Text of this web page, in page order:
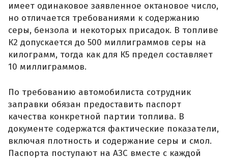
имеет одинаковое заявленное октановое число,
но отличается требованиями к содержанию
серы, бензола и некоторых присадок. В топливе
К2 допускается до 500 миллиграммов серы на
килограмм, тогда как для К5 предел составляет
10 миллиграммов.
По требованию автомобилиста сотрудник
заправки обязан предоставить паспорт
качества конкретной партии топлива. В
документе содержатся фактические показатели,
включая плотность и содержание серы и смол.
Паспорта поступают на АЗС вместе с каждой